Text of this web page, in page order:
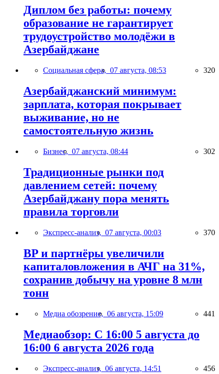
Диплом без работы: почему
образование не гарантирует
трудоустройство молодёжи в
Азербайджане
Социальная сфера, 07 августа, 08:53 320
Азербайджанский минимум:
зарплата, которая покрывает
выживание, но не
самостоятельную жизнь
Бизнес, 07 августа, 08:44 302
Традиционные рынки под
давлением сетей: почему
Азербайджану пора менять
правила торговли
Экспресс-анализ, 07 августа, 00:03 370
BP и партнёры увеличили
капиталовложения в АЧГ на 31%,
сохранив добычу на уровне 8 млн
тонн
Медиа обозрение, 06 августа, 15:09 441
Медиаобзор: С 16:00 5 августа до
16:00 6 августа 2026 года
Экспресс-анализ, 06 августа, 14:51 456